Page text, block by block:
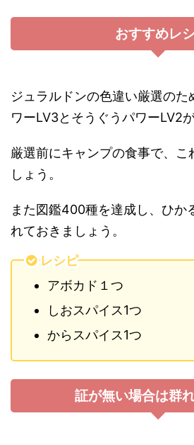
おすすめレ
ジュラルドンの色違い厳選の
ワーLV3とそうぐうパワーLV2
厳選前にキャンプの食事で、こ
しょう。
また図鑑400種を達成し、ひか
れておきましょう。
レシピ
アボカド１つ
しおスパイス1つ
からスパイス1つ
証が無い場合は群